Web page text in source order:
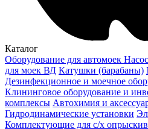
Каталог
Оборудование для автомоек
для моек ВД Катушки (барабаны)
Дезинфекционное и моечное
Клининговое оборудование и
комплексы Автохимия и
Гидродинамические установки
Комплектующие для с/х